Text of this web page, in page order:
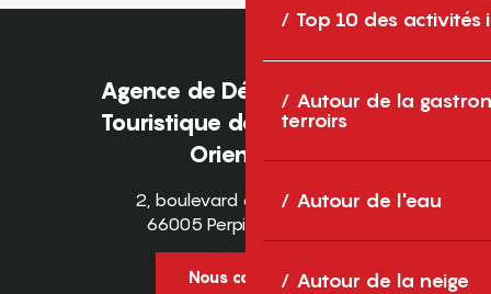
Top 10 des activités
Autour de la
terroirs
Autour de l'eau
Autour de la neige
Agence de Développement
Touristique des Pyrénées-
Orientales
2, boulevard des Pyrénées
66005 Perpignan Cedex
Nous contacter